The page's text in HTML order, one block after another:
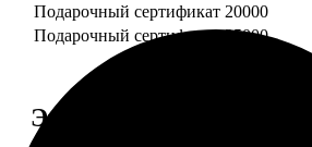
Подарочный сертификат 20000
Подарочный сертификат 25000
Этапы работы